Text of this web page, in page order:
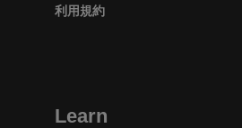
利用規約
Learn